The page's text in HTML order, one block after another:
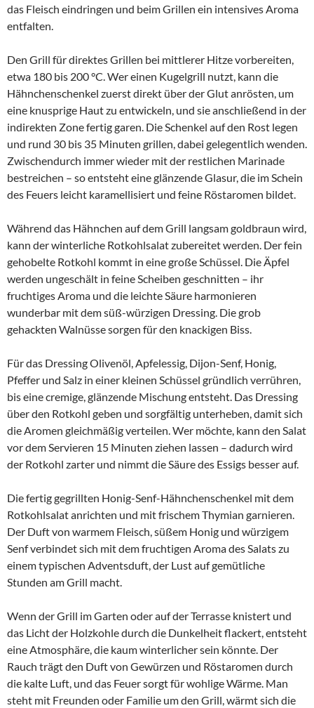
das Fleisch eindringen und beim Grillen ein intensives Aroma
entfalten.
Den Grill für direktes Grillen bei mittlerer Hitze vorbereiten,
etwa 180 bis 200 °C. Wer einen Kugelgrill nutzt, kann die
Hähnchenschenkel zuerst direkt über der Glut anrösten, um
eine knusprige Haut zu entwickeln, und sie anschließend in der
indirekten Zone fertig garen. Die Schenkel auf den Rost legen
und rund 30 bis 35 Minuten grillen, dabei gelegentlich wenden.
Zwischendurch immer wieder mit der restlichen Marinade
bestreichen – so entsteht eine glänzende Glasur, die im Schein
des Feuers leicht karamellisiert und feine Röstaromen bildet.
Während das Hähnchen auf dem Grill langsam goldbraun wird,
kann der winterliche Rotkohlsalat zubereitet werden. Der fein
gehobelte Rotkohl kommt in eine große Schüssel. Die Äpfel
werden ungeschält in feine Scheiben geschnitten – ihr
fruchtiges Aroma und die leichte Säure harmonieren
wunderbar mit dem süß-würzigen Dressing. Die grob
gehackten Walnüsse sorgen für den knackigen Biss.
Für das Dressing Olivenöl, Apfelessig, Dijon-Senf, Honig,
Pfeffer und Salz in einer kleinen Schüssel gründlich verrühren,
bis eine cremige, glänzende Mischung entsteht. Das Dressing
über den Rotkohl geben und sorgfältig unterheben, damit sich
die Aromen gleichmäßig verteilen. Wer möchte, kann den Salat
vor dem Servieren 15 Minuten ziehen lassen – dadurch wird
der Rotkohl zarter und nimmt die Säure des Essigs besser auf.
Die fertig gegrillten Honig-Senf-Hähnchenschenkel mit dem
Rotkohlsalat anrichten und mit frischem Thymian garnieren.
Der Duft von warmem Fleisch, süßem Honig und würzigem
Senf verbindet sich mit dem fruchtigen Aroma des Salats zu
einem typischen Adventsduft, der Lust auf gemütliche
Stunden am Grill macht.
Wenn der Grill im Garten oder auf der Terrasse knistert und
das Licht der Holzkohle durch die Dunkelheit flackert, entsteht
eine Atmosphäre, die kaum winterlicher sein könnte. Der
Rauch trägt den Duft von Gewürzen und Röstaromen durch
die kalte Luft, und das Feuer sorgt für wohlige Wärme. Man
steht mit Freunden oder Familie um den Grill, wärmt sich die